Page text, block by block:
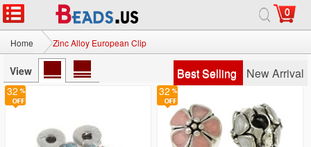
0
Home Zinc Alloy European Clip
View Best Selling New Arrival
32
32